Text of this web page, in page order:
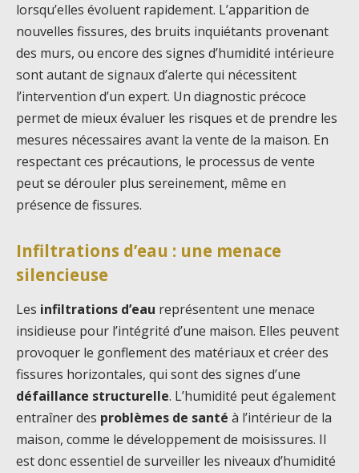
lorsqu’elles évoluent rapidement. L’apparition de
nouvelles fissures, des bruits inquiétants provenant
des murs, ou encore des signes d’humidité intérieure
sont autant de signaux d’alerte qui nécessitent
l’intervention d’un expert. Un diagnostic précoce
permet de mieux évaluer les risques et de prendre les
mesures nécessaires avant la vente de la maison. En
respectant ces précautions, le processus de vente
peut se dérouler plus sereinement, même en
présence de fissures.
Infiltrations d’eau : une menace
silencieuse
Les infiltrations d’eau représentent une menace
insidieuse pour l’intégrité d’une maison. Elles peuvent
provoquer le gonflement des matériaux et créer des
fissures horizontales, qui sont des signes d’une
défaillance structurelle. L’humidité peut également
entraîner des problèmes de santé à l’intérieur de la
maison, comme le développement de moisissures. Il
est donc essentiel de surveiller les niveaux d’humidité